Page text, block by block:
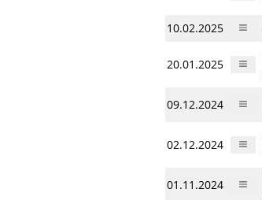
10.02.2025
20.01.2025
09.12.2024
02.12.2024
01.11.2024